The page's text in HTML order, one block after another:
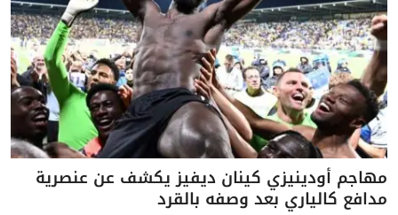
مهاجم أودينيزي كينان ديفيز يكشف عن عنصرية
مدافع كالياري بعد وصفه بالقرد